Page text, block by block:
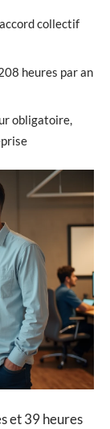
collectif
heures par an
obligatoire,
et 39 heures